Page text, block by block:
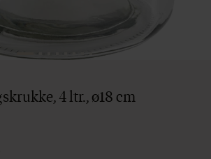
4 ltr., ø18 cm